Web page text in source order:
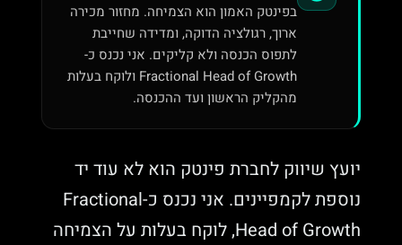
בפינטק האמון הוא הצמיחה. מחזור מכירה
ארוך, רגולציה הדוקה, ומדידה שחייבת
לתפוס הכנסה ולא קליקים. אני נכנס כ-
Fractional Head of Growth ולוקח בעלות
מהקליק הראשון ועד ההכנסה.
יועץ שיווק לחברת פינטק הוא לא עוד יד
נוספת לקמפיינים. אני נכנס כ-Fractional
Head of Growth, לוקח בעלות על הצמיחה